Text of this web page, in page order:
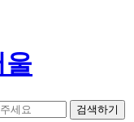
울
검색하기